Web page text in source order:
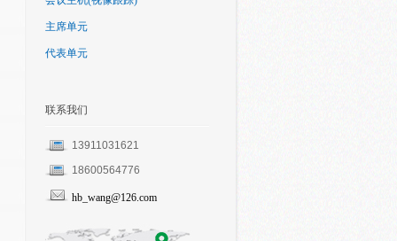
主席单元
代表单元
联系我们
13911031621
18600564776
hb_wang@126.com